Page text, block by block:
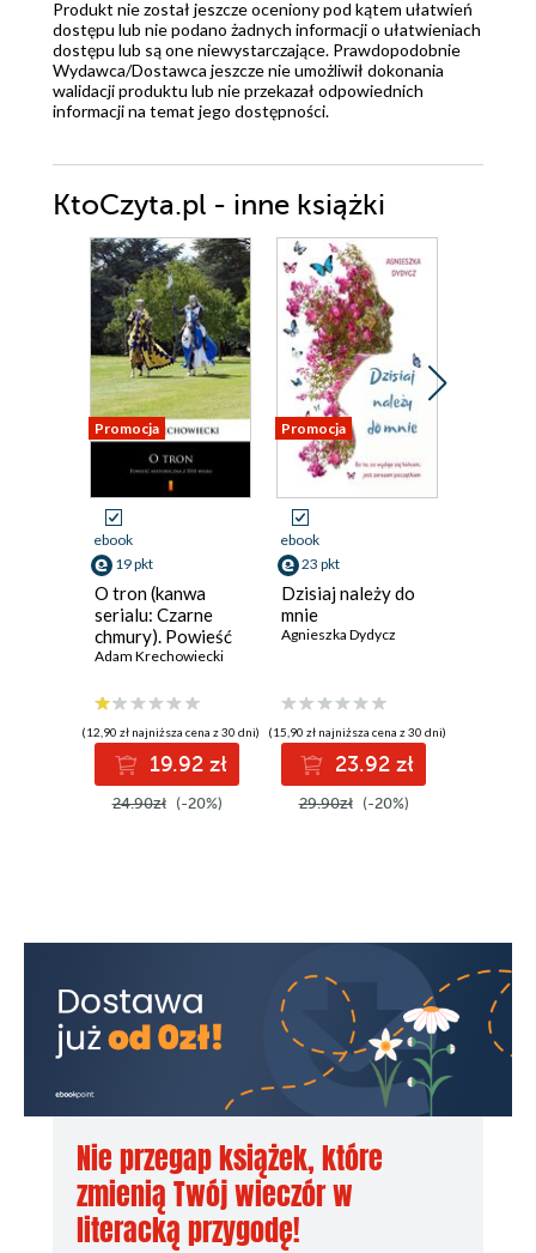
Produkt nie został jeszcze oceniony pod kątem ułatwień
dostępu lub nie podano żadnych informacji o ułatwieniach
dostępu lub są one niewystarczające. Prawdopodobnie
Wydawca/Dostawca jeszcze nie umożliwił dokonania
walidacji produktu lub nie przekazał odpowiednich
informacji na temat jego dostępności.
KtoCzyta.pl - inne książki
Promocja
ebook
19 pkt
O tron (kanwa
serialu: Czarne
chmury). Powieść
historyczna z XVII
Adam Krechowiecki
(12,90 zł najniższa cena z 30 dni)
19.92 zł
24.90zł (-20%)
Promocja
ebook
23 pkt
Dzisiaj należy do
mnie
Agnieszka Dydycz
(15,90 zł najniższa cena z 30 dni)
23.92 zł
29.90zł (-20%)
Nie przegap książek, które
zmienią Twój wieczór w
literacką przygodę!